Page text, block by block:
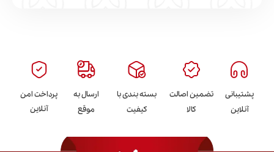
پشتیبانی
آنلاین
تضمین اصالت
کالا
بسته بندی با
کیفیت
ارسال به
موقع
پرداخت امن
آنلاین